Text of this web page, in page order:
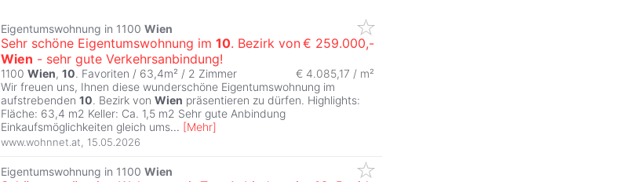
Eigentumswohnung in 1100 Wien
Sehr schöne Eigentumswohnung im 10. Bezirk von
Wien - sehr gute Verkehrsanbindung!
€ 259.000,-
1100 Wien, 10. Favoriten / 63,4m² / 2 Zimmer € 4.085,17 / m²
Wir freuen uns, Ihnen diese wunderschöne Eigentumswohnung im
aufstrebenden 10. Bezirk von Wien präsentieren zu dürfen. Highlights:
Fläche: 63,4 m2 Keller: Ca. 1,5 m2 Sehr gute Anbindung
Einkaufsmöglichkeiten gleich ums... [Mehr]
www.wohnnet.at 15.05.2026
Eigentumswohnung in 1100 Wien